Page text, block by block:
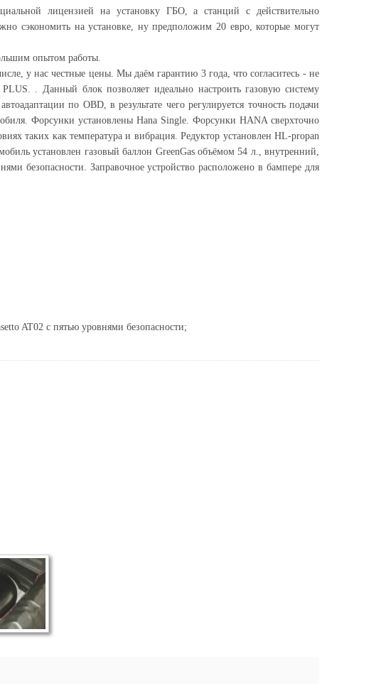
лицензией на установку ГБО, а станций с действительно
сэкономить на установке, ну предположим 20 евро, которые могут
опытом работы.
у нас честные цены. Мы даём гарантию 3 года, что согласитесь - не
. Данный блок позволяет идеально настроить газовую систему
по OBD, в результате чего регулируется точность подачи
Форсунки установлены Hana Single. Форсунки HANA сверхточно
таких как температура и вибрация. Редуктор установлен HL-propan
установлен газовый баллон GreenGas объёмом 54 л., внутренний,
безопасности. Заправочное устройство расположено в бампере для
AT02 с пятью уровнями безопасности;